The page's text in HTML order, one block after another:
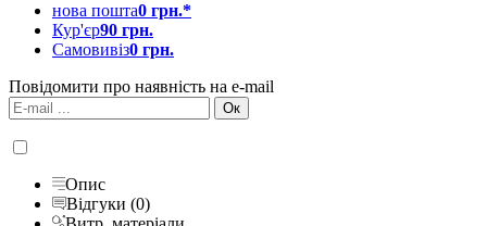
нова пошта0 грн.*
Кур'єр90 грн.
Самовивіз0 грн.
Повідомити про наявність на e-mail
Опис
Відгуки (0)